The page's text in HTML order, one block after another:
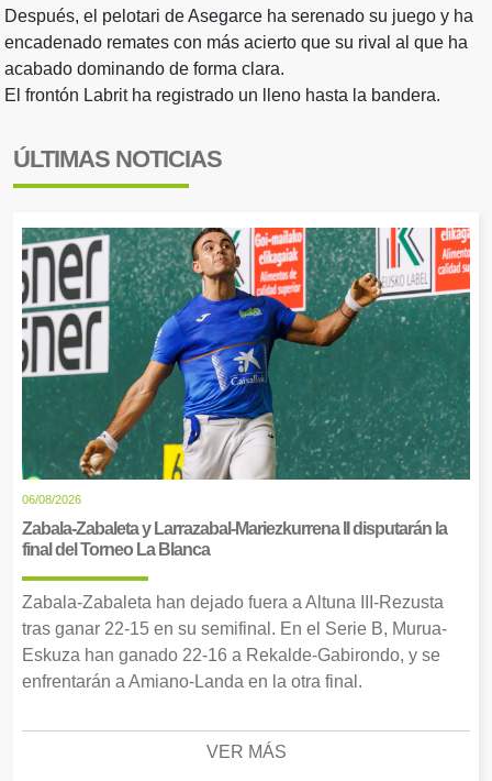
Después, el pelotari de Asegarce ha serenado su juego y ha
encadenado remates con más acierto que su rival al que ha
acabado dominando de forma clara.
El frontón Labrit ha registrado un lleno hasta la bandera.
ÚLTIMAS NOTICIAS
06/08/2026
Zabala-Zabaleta y Larrazabal-Mariezkurrena II disputarán la
final del Torneo La Blanca
Zabala-Zabaleta han dejado fuera a Altuna III-Rezusta
tras ganar 22-15 en su semifinal. En el Serie B, Murua-
Eskuza han ganado 22-16 a Rekalde-Gabirondo, y se
enfrentarán a Amiano-Landa en la otra final.
VER MÁS